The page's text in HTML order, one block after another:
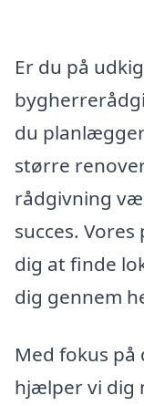
Er du på
du
større
rådgivning
succes.
dig at finde
dig gennem
Med fokus
hjælper vi dig